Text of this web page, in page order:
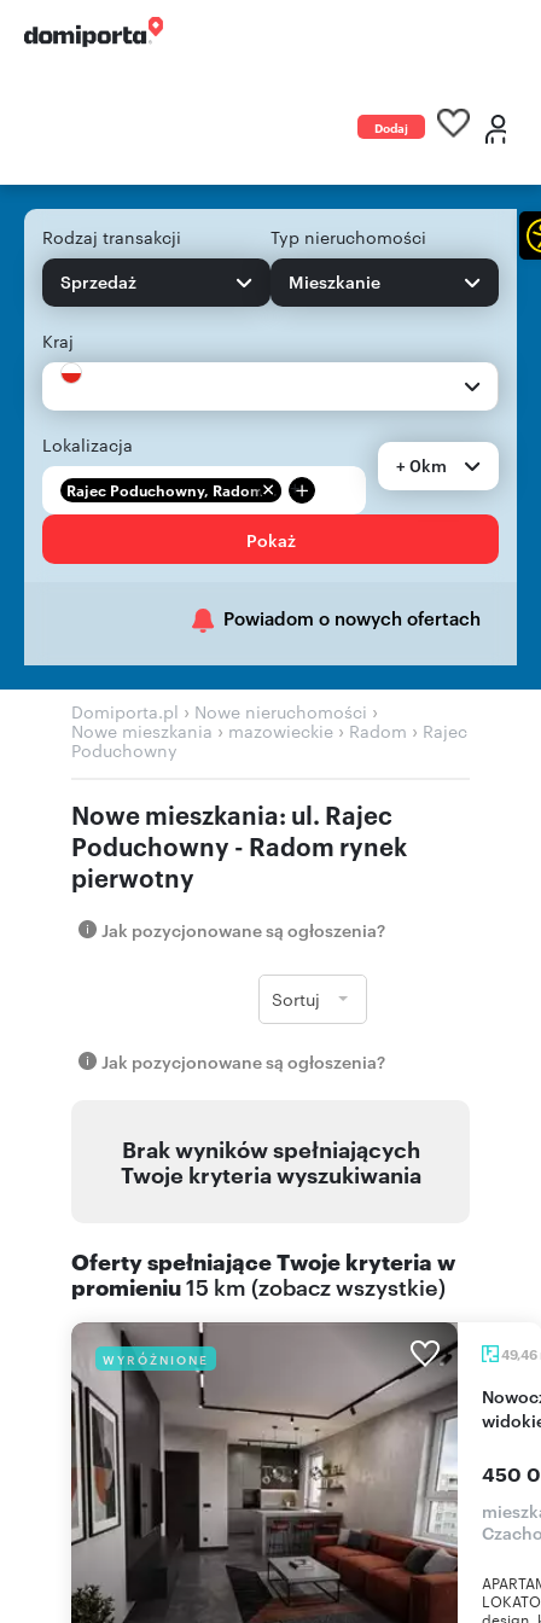
Dodaj
Rodzaj transakcji
Sprzedaż
Typ nieruchomości
Mieszkanie
Kraj
Lokalizacja
Rajec Poduchowny, Radom... +
+ 0km
Pokaż
Powiadom o nowych ofertach
Domiporta.pl › Nowe nieruchomości ›
Nowe mieszkania › mazowieckie › Radom › Rajec
Poduchowny
Nowe mieszkania: ul. Rajec
Poduchowny - Radom rynek
pierwotny
Jak pozycjonowane są ogłoszenia?
Sortuj
Jak pozycjonowane są ogłoszenia?
Brak wyników spełniających
Twoje kryteria wyszukiwania
Oferty spełniające Twoje kryteria w
promieniu15 km (zobacz wszystkie)
WYRÓŻNIONE 49,46
Nowoczesny apartament z panoramicznym
450
design,